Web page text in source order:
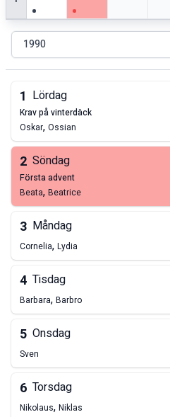
1990
1 Lördag
krav på vinterdäck
Oskar, Ossian
2 Söndag
första advent
Beata, Beatrice
3 Måndag
Cornelia, Lydia
4 Tisdag
Barbara, Barbro
5 Onsdag
Sven
6 Torsdag
Nikolaus, Niklas